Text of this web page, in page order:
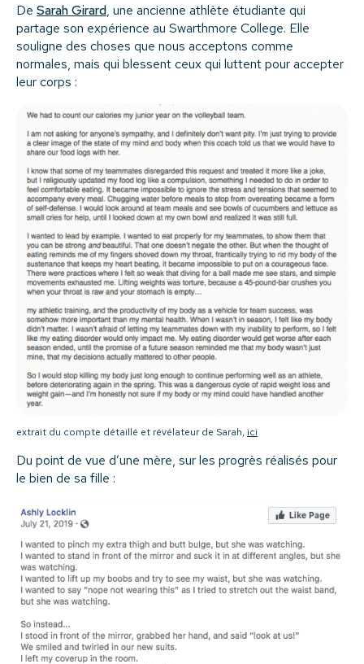
De Sarah Girard, une ancienne athlète étudiante qui
partage son expérience au Swarthmore College. Elle
souligne des choses que nous acceptons comme
normales, mais qui blessent ceux qui luttent pour accepter
leur corps :
extrait du compte détaillé et révélateur de Sarah,ici
Du point de vue d’une mère, sur les progrès réalisés pour
le bien de sa fille :